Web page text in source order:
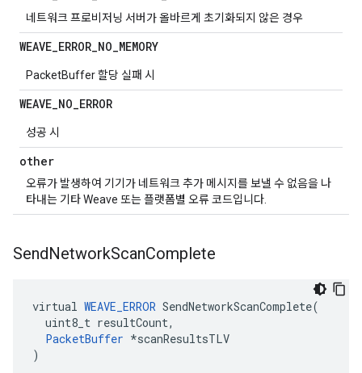
네트워크 프로비저닝 서버가 올바르게 초기화되지 않은 경우
WEAVE_ERROR_NO_MEMORY
PacketBuffer 할당 실패 시
WEAVE_NO_ERROR
성공 시
other
오류가 발생하여 기기가 네트워크 추가 메시지를 보낼 수 없음을 나
타내는 기타 Weave 또는 플랫폼별 오류 코드입니다.
SendNetworkScanComplete
virtual WEAVE_ERROR SendNetworkScanComplete(
  uint8_t resultCount,
PacketBuffer *scanResultsTLV
)